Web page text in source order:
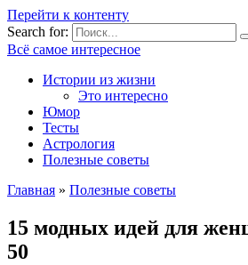
Перейти к контенту
Search for:
Всё самое интересное
Истории из жизни
Это интересно
Юмор
Тесты
Астрология
Полезные советы
Главная » Полезные советы
15 модных идей для
50